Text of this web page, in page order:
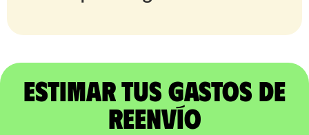
Estimar tus gastos de
reenvío